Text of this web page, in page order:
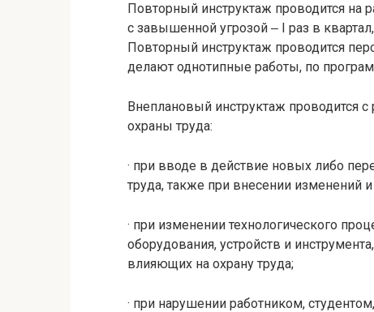
Повторный инструктаж проводится на
с завышенной угрозой ‒ I раз в
Повторный инструктаж проводится
делают однотипные работы, по
Внеплановый инструктаж проводится
охраны труда:
· при вводе в действие новых либо
труда, также при внесении изменений
· при изменении технологического
оборудования, устройств и
влияющих на охрану труда;
· при нарушении работником,